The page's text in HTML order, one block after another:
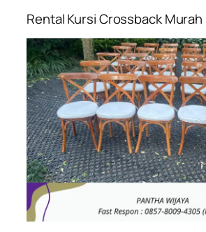
Rental Kursi Crossback Murah